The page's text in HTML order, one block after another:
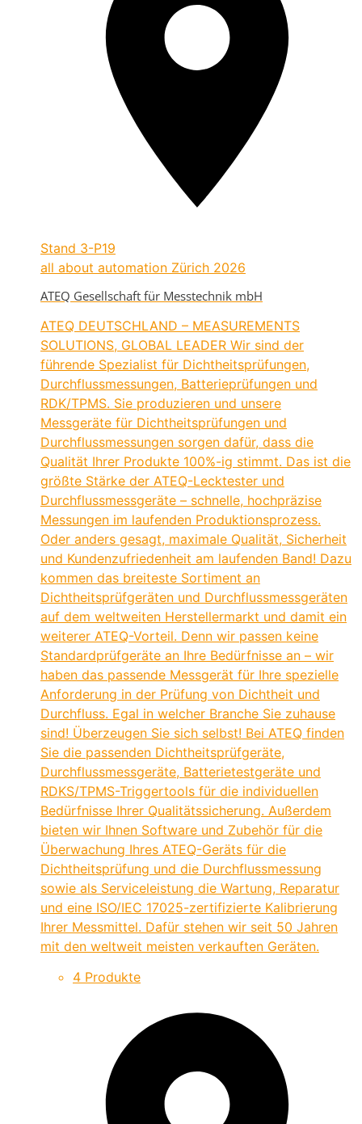
Stand 3-P19
all about automation Zürich 2026
ATEQ Gesellschaft für Messtechnik mbH
ATEQ DEUTSCHLAND – MEASUREMENTS
SOLUTIONS, GLOBAL LEADER Wir sind der
führende Spezialist für Dichtheitsprüfungen,
Durchflussmessungen, Batterieprüfungen und
RDK/TPMS. Sie produzieren und unsere
Messgeräte für Dichtheitsprüfungen und
Durchflussmessungen sorgen dafür, dass die
Qualität Ihrer Produkte 100%-ig stimmt. Das ist die
größte Stärke der ATEQ-Lecktester und
Durchflussmessgeräte – schnelle, hochpräzise
Messungen im laufenden Produktionsprozess.
Oder anders gesagt, maximale Qualität, Sicherheit
und Kundenzufriedenheit am laufenden Band! Dazu
kommen das breiteste Sortiment an
Dichtheitsprüfgeräten und Durchflussmessgeräten
auf dem weltweiten Herstellermarkt und damit ein
weiterer ATEQ-Vorteil. Denn wir passen keine
Standardprüfgeräte an Ihre Bedürfnisse an – wir
haben das passende Messgerät für Ihre spezielle
Anforderung in der Prüfung von Dichtheit und
Durchfluss. Egal in welcher Branche Sie zuhause
sind! Überzeugen Sie sich selbst! Bei ATEQ finden
Sie die passenden Dichtheitsprüfgeräte,
Durchflussmessgeräte, Batterietestgeräte und
RDKS/TPMS-Triggertools für die individuellen
Bedürfnisse Ihrer Qualitätssicherung. Außerdem
bieten wir Ihnen Software und Zubehör für die
Überwachung Ihres ATEQ-Geräts für die
Dichtheitsprüfung und die Durchflussmessung
sowie als Serviceleistung die Wartung, Reparatur
und eine ISO/IEC 17025-zertifizierte Kalibrierung
Ihrer Messmittel. Dafür stehen wir seit 50 Jahren
mit den weltweit meisten verkauften Geräten.
4 Produkte